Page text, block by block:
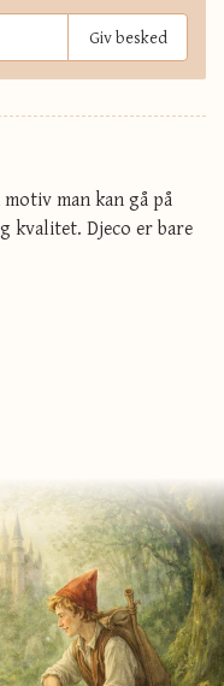
Giv besked
man kan gå på
kvalitet. Djeco er bare